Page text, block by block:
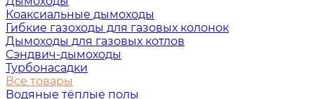
Коаксиальные дымоходы
Гибкие газоходы для газовых колонок
Дымоходы для газовых котлов
Сэндвич-дымоходы
Турбонасадки
Все товары
Водяные тёплые полы